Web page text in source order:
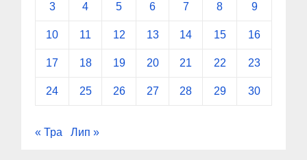
3 4 5 6 7 8 9
10 11 12 13 14 15 16
17 18 19 20 21 22 23
24 25 26 27 28 29 30
« Тра Лип »